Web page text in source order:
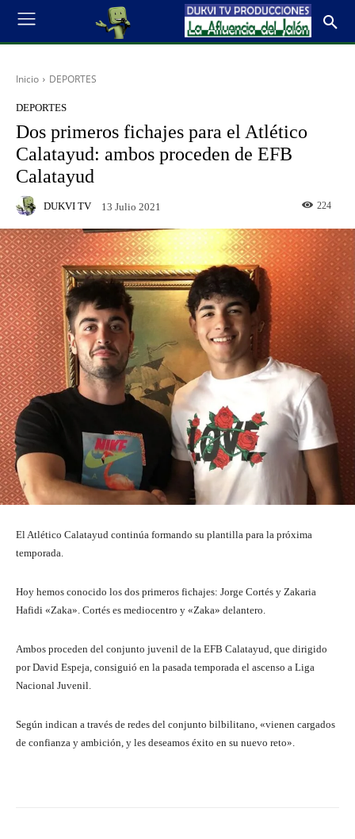
Inicio DEPORTES
DEPORTES
Dos primeros fichajes para el Atlético
Calatayud: ambos proceden de EFB
Calatayud
DUKVI TV 13 Julio 2021 224
El Atlético Calatayud continúa formando su plantilla para la próxima
temporada.
Hoy hemos conocido los dos primeros fichajes: Jorge Cortés y Zakaria
Hafidi «Zaka». Cortés es mediocentro y «Zaka» delantero.
Ambos proceden del conjunto juvenil de la EFB Calatayud, que dirigido
por David Espeja, consiguió en la pasada temporada el ascenso a Liga
Nacional Juvenil.
Según indican a través de redes del conjunto bilbilitano, «vienen cargados
de confianza y ambición, y les deseamos éxito en su nuevo reto».